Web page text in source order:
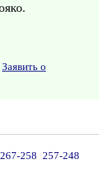
Заявить о
267-258
257-248